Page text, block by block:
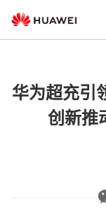
华为超充引
创新推